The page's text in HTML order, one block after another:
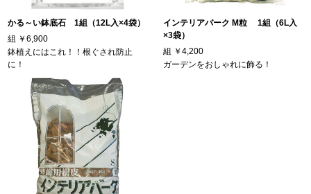
かる～い鉢底石 1組（12L入×4袋）
組 ￥6,900
鉢植えにはこれ！！根ぐされ防止
に！
インテリアバーク M粒 1組（6L入
×3袋）
組 ￥4,200
ガーデンをおしゃれに飾る！